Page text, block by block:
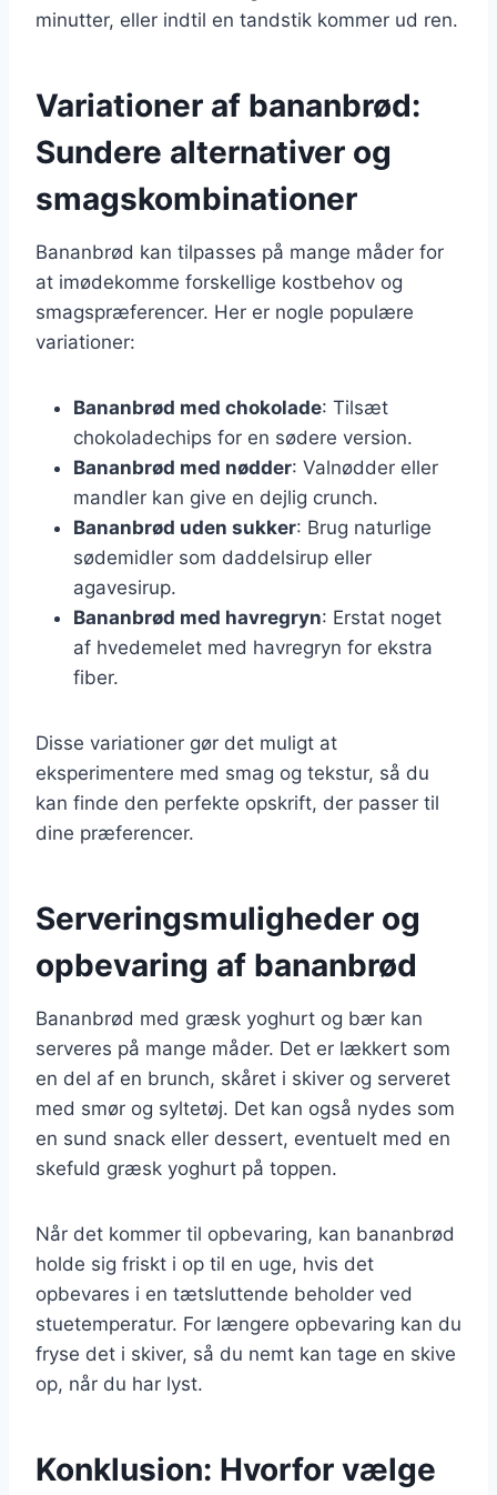
minutter, eller indtil en tandstik kommer ud ren.
Variationer af bananbrød:
Sundere alternativer og
smagskombinationer
Bananbrød kan tilpasses på mange måder for
at imødekomme forskellige kostbehov og
smagspræferencer. Her er nogle populære
variationer:
Bananbrød med chokolade: Tilsæt
chokoladechips for en sødere version.
Bananbrød med nødder: Valnødder eller
mandler kan give en dejlig crunch.
Bananbrød uden sukker: Brug naturlige
sødemidler som daddelsirup eller
agavesirup.
Bananbrød med havregryn: Erstat noget
af hvedemelet med havregryn for ekstra
fiber.
Disse variationer gør det muligt at
eksperimentere med smag og tekstur, så du
kan finde den perfekte opskrift, der passer til
dine præferencer.
Serveringsmuligheder og
opbevaring af bananbrød
Bananbrød med græsk yoghurt og bær kan
serveres på mange måder. Det er lækkert som
en del af en brunch, skåret i skiver og serveret
med smør og syltetøj. Det kan også nydes som
en sund snack eller dessert, eventuelt med en
skefuld græsk yoghurt på toppen.
Når det kommer til opbevaring, kan bananbrød
holde sig friskt i op til en uge, hvis det
opbevares i en tætsluttende beholder ved
stuetemperatur. For længere opbevaring kan du
fryse det i skiver, så du nemt kan tage en skive
op, når du har lyst.
Konklusion: Hvorfor vælge